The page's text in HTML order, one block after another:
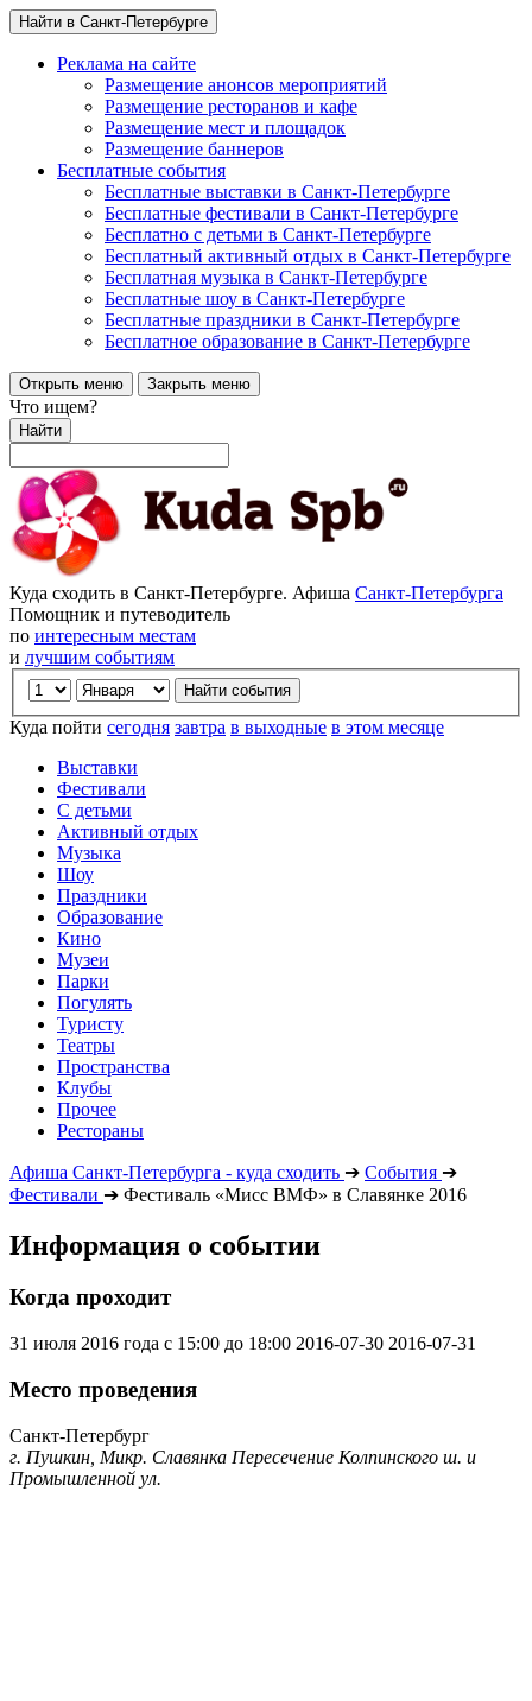
Найти в Санкт-Петербурге
Реклама на сайте
Размещение анонсов мероприятий
Размещение ресторанов и кафе
Размещение мест и площадок
Размещение баннеров
Бесплатные события
Бесплатные выставки в Санкт-Петербурге
Бесплатные фестивали в Санкт-Петербурге
Бесплатно с детьми в Санкт-Петербурге
Бесплатный активный отдых в Санкт-Петербурге
Бесплатная музыка в Санкт-Петербурге
Бесплатные шоу в Санкт-Петербурге
Бесплатные праздники в Санкт-Петербурге
Бесплатное образование в Санкт-Петербурге
Открыть меню Закрыть меню
Что ищем?
Найти
Куда сходить в Санкт-Петербурге. Афиша Санкт-Петербурга
Помощник и путеводитель
по интересным местам
и лучшим событиям
Куда пойти сегодня завтра в выходные в этом месяце
Выставки
Фестивали
С детьми
Активный отдых
Музыка
Шоу
Праздники
Образование
Кино
Музеи
Парки
Погулять
Туристу
Театры
Пространства
Клубы
Прочее
Рестораны
Афиша Санкт-Петербурга - куда сходить ➔ События ➔
Фестивали ➔ Фестиваль «Мисс ВМФ» в Славянке 2016
Информация о событии
Когда проходит
31 июля 2016 года с 15:00 до 18:00 2016-07-30 2016-07-31
Место проведения
Санкт-Петербург
г. Пушкин, Микр. Славянка Пересечение Колпинского ш. и
Промышленной ул.